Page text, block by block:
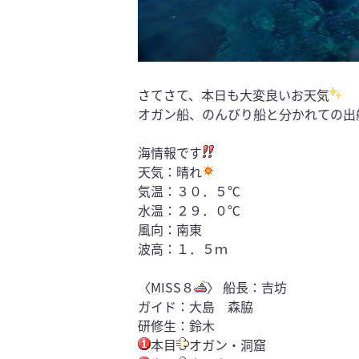
さてさて、本日も大変良いお天気
オガン船、のんびり船と分かれての
海情報です
天気：晴れ
気温：３０．５℃
水温：２９．０℃
風向：南東
波高：１．５ｍ
〈MISS８
〉 船長：吉坊
ガイド：大島 森脇
研修生：鈴木
本目
オガン・洞窟